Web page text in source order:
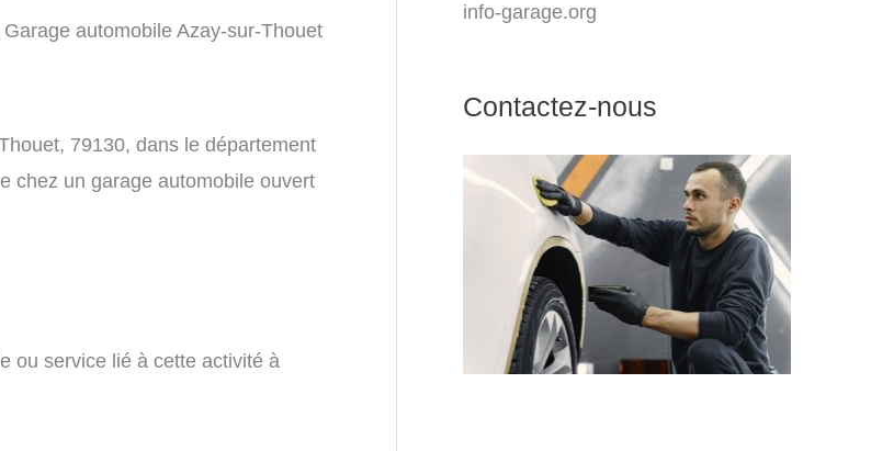
Garage automobile Azay-sur-Thouet
79130, dans le département
chez un garage automobile ouvert
ou service lié à cette activité à
info-garage.org
Contactez-nous